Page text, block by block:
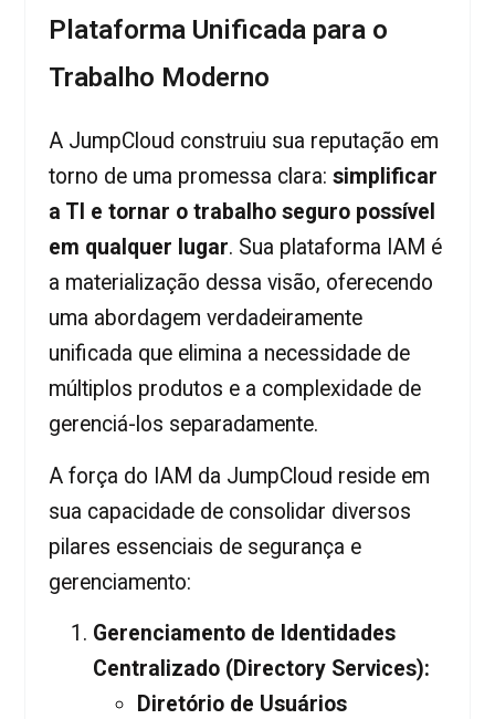
Plataforma Unificada para o
Trabalho Moderno
A JumpCloud construiu sua reputação em
torno de uma promessa clara: simplificar
a TI e tornar o trabalho seguro possível
em qualquer lugar. Sua plataforma IAM é
a materialização dessa visão, oferecendo
uma abordagem verdadeiramente
unificada que elimina a necessidade de
múltiplos produtos e a complexidade de
gerenciá-los separadamente.
A força do IAM da JumpCloud reside em
sua capacidade de consolidar diversos
pilares essenciais de segurança e
gerenciamento:
Gerenciamento de Identidades
Centralizado (Directory Services):
Diretório de Usuários